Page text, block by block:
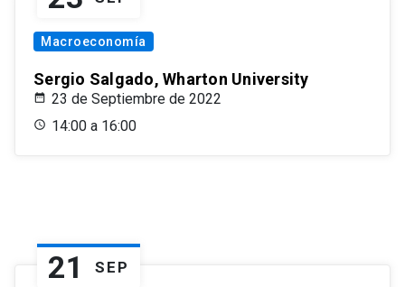
Macroeconomía
Sergio Salgado, Wharton University
23 de Septiembre de 2022
14:00 a 16:00
21 SEP